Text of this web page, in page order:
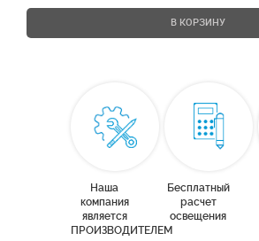
В КОРЗИНУ
Наша
компания
является
ПРОИЗВОДИТЕЛЕМ
Бесплатный
расчет
освещения